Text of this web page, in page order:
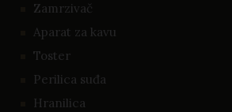
Zamrzivač
Aparat za kavu
Toster
Perilica suđa
Hranilica